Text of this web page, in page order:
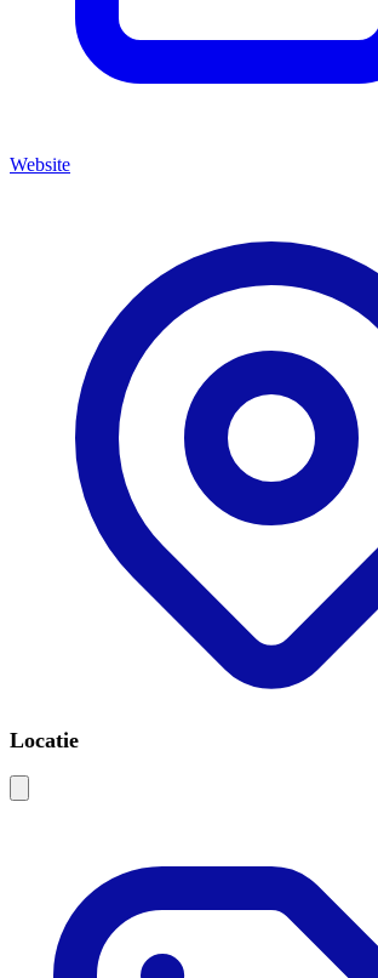
Website
Locatie